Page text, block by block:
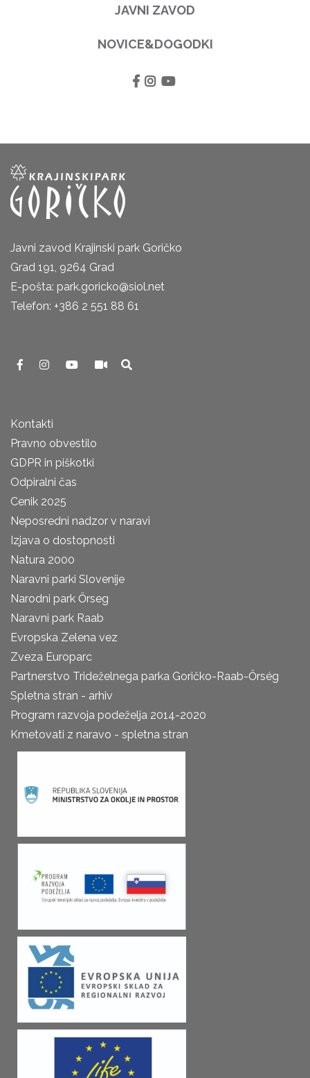
JAVNI ZAVOD
NOVICE&DOGODKI
Javni zavod Krajinski park Goričko
Grad 191, 9264 Grad
E-pošta: park.goricko@siol.net
Telefon: +386 2 551 88 61
Kontakti
Pravno obvestilo
GDPR in piškotki
Odpiralni čas
Cenik 2025
Neposredni nadzor v naravi
Izjava o dostopnosti
Natura 2000
Naravni parki Slovenije
Narodni park Őrseg
Naravni park Raab
Evropska Zelena vez
Zveza Europarc
Partnerstvo Trideželnega parka Goričko-Raab-Őrség
Spletna stran - arhiv
Program razvoja podeželja 2014-2020
Kmetovati z naravo - spletna stran